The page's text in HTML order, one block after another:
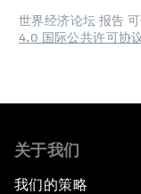
世界经济论坛 报告
4.0 国际公共许可协
关于我们
我们的策略